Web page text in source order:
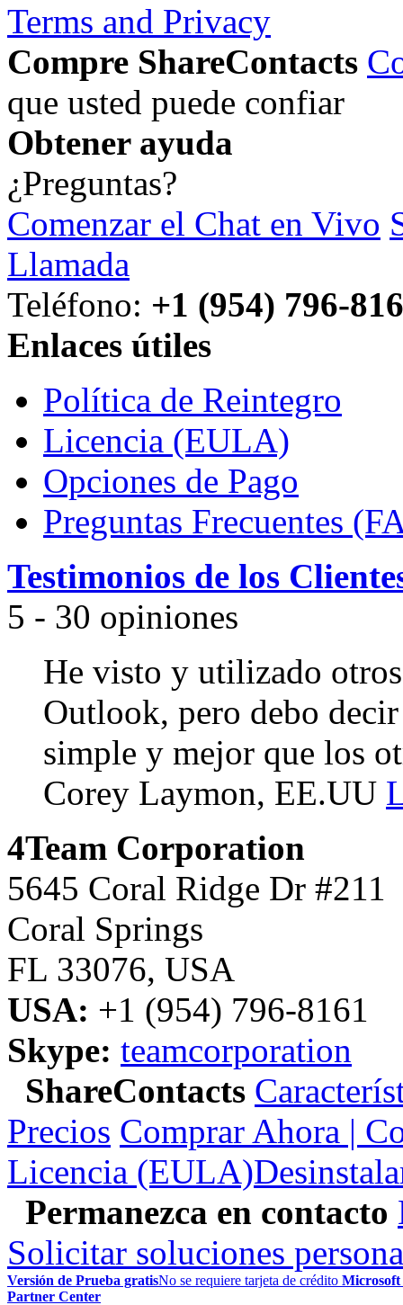
Terms and Privacy
Compre ShareContacts
que usted puede confiar
Obtener ayuda
¿Preguntas?
Comenzar el Chat en Vivo
Llamada
Teléfono: +1 (954) 796-
Enlaces útiles
Política de Reintegro
Licencia (EULA)
Opciones de Pago
Preguntas Frecuentes
Testimonios de los
5 - 30 opiniones
He visto y utilizado
Outlook, pero debo
simple y mejor que los
Corey Laymon, EE.UU
4Team Corporation
5645 Coral Ridge Dr #211
Coral Springs
FL 33076, USA
USA: +1 (954) 796-8161
Skype: teamcorporation
ShareContacts
Precios Comprar Ahora |
Licencia (EULA)
Permanezca en contacto
Solicitar soluciones
Versión de Prueba gratisNo se requiere tarjeta de crédito
Partner Center